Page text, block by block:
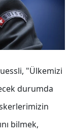
"Ülkemizi
durumda
bilmek,